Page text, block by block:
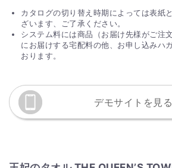
カタログの切り替え時期によっては表紙
ざいます、ご了承ください。
システム料には商品（お届け先様がご注
にお届けする宅配料の他、お申し込みハ
おります。
デモサイトを見る